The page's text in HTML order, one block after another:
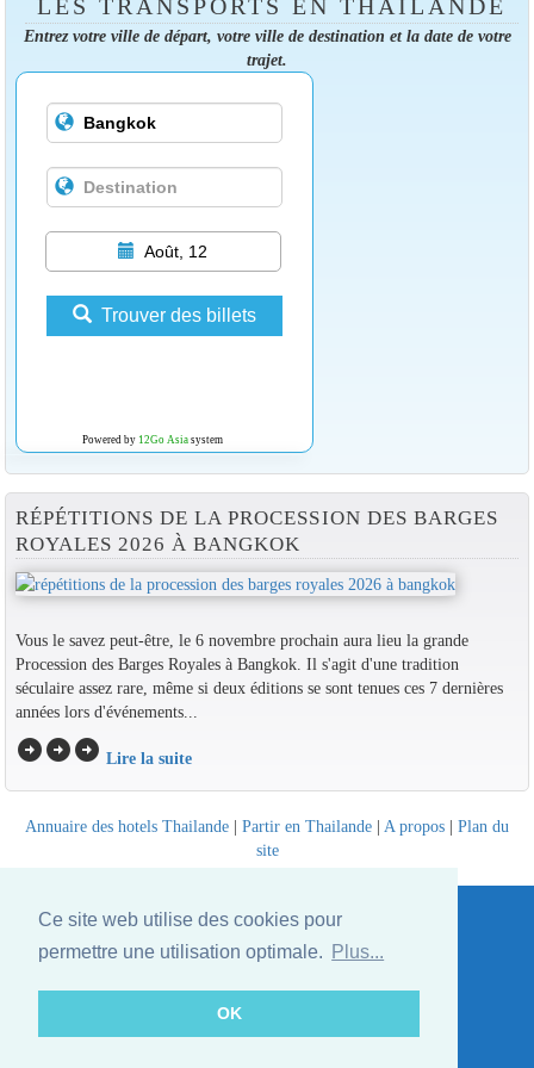
Ce site web utilise des cookies pour
permettre une utilisation optimale.
Plus...
OK
LES TRANSPORTS EN THAÏLANDE
Entrez votre ville de départ, votre ville de destination et la date de votre
trajet.
Août, 12
Trouver des billets
Powered by 12Go Asiasystem
RÉPÉTITIONS DE LA PROCESSION DES BARGES
ROYALES 2026 À BANGKOK
Vous le savez peut-être, le 6 novembre prochain aura lieu la grande
Procession des Barges Royales à Bangkok. Il s'agit d'une tradition
séculaire assez rare, même si deux éditions se sont tenues ces 7 dernières
années lors d'événements...
arrow_circle_rightarrow_circle_rightarrow_circle_right Lire la suite
Annuaire des hotels Thailande | Partir en Thailande | A propos | Plan du
site